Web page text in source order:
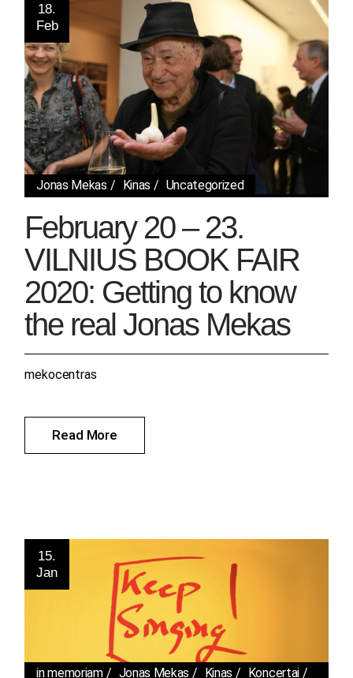
18.
Feb
Jonas Mekas Kinas Uncategorized
February 20 – 23.
VILNIUS BOOK FAIR
2020: Getting to know
the real Jonas Mekas
Read More
mekocentras
15.
Jan
in memoriam Jonas Mekas Kinas
Koncertai